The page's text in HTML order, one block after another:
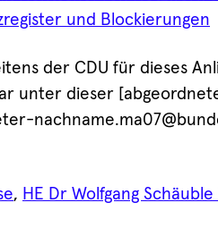
und Blockierungen
der CDU für dieses
unter dieser
, HE Dr Wolfgang